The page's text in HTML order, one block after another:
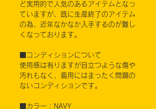
ど実用的で人気のあるアイテムとなっ
ていますが、既に生産終了のアイテム
の為、近年なかなか入手するのが難し
くなっております。
■コンディションについて
使用感は有りますが目立つような傷や
汚れもなく、着用にはまったく問題の
ないコンディションです。
■カラー：NAVY